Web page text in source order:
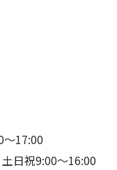
17:00
日祝9:00〜16:00